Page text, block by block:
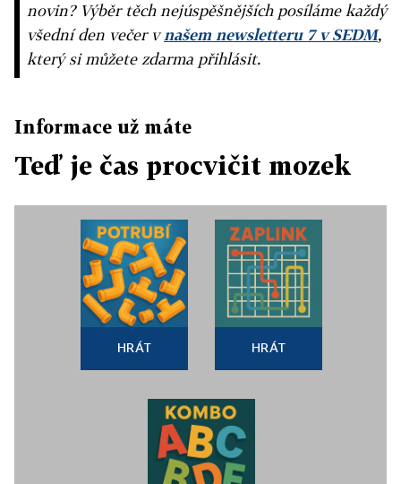
novin? Výběr těch nejúspěšnějších posíláme každý
všední den večer vnašem newsletteru 7 v SEDM,
který si můžete zdarma přihlásit.
Informace už máte
Teď je čas procvičit mozek
HRÁT HRÁT